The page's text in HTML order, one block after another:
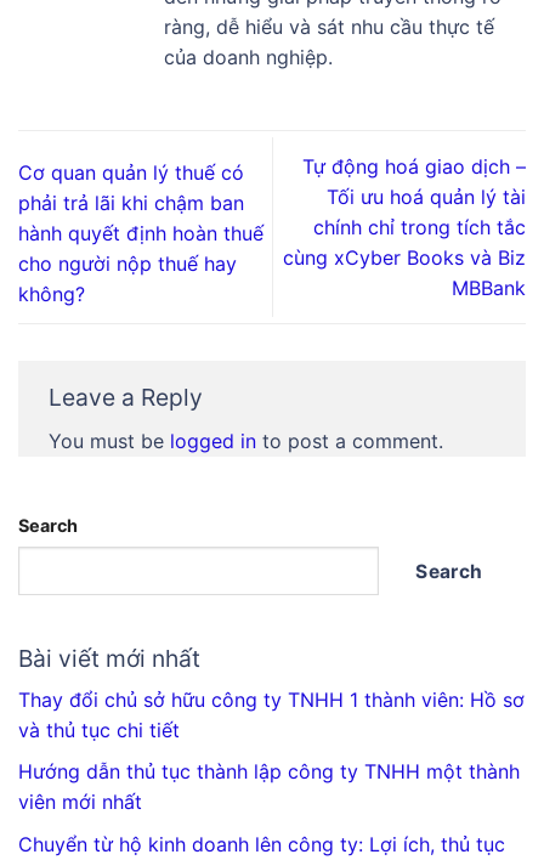
ràng, dễ hiểu và sát nhu cầu thực tế
của doanh nghiệp.
Cơ quan quản lý thuế có
phải trả lãi khi chậm ban
hành quyết định hoàn thuế
cho người nộp thuế hay
không?
Tự động hoá giao dịch –
Tối ưu hoá quản lý tài
chính chỉ trong tích tắc
cùng xCyber Books và Biz
MBBank
Leave a Reply
You must be logged in to post a comment.
Search
Search
Bài viết mới nhất
Thay đổi chủ sở hữu công ty TNHH 1 thành viên: Hồ sơ
và thủ tục chi tiết
Hướng dẫn thủ tục thành lập công ty TNHH một thành
viên mới nhất
Chuyển từ hộ kinh doanh lên công ty: Lợi ích, thủ tục